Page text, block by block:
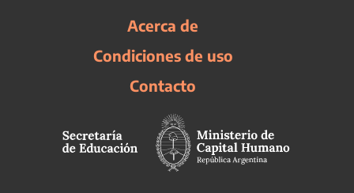
Acerca de
Condiciones de uso
Contacto